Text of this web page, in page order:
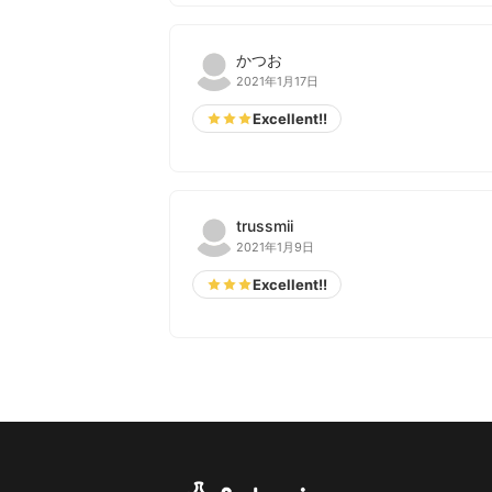
かつお
2021年1月17日
Excellent!!
trussmii
2021年1月9日
Excellent!!